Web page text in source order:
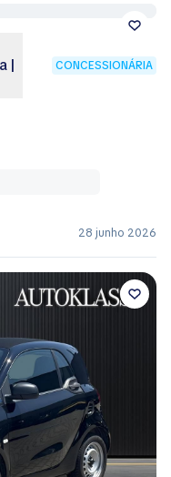
|
CONCESSIONÁRIA
28 junho 2026